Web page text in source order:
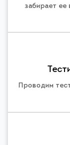
забирает ее
Проводим